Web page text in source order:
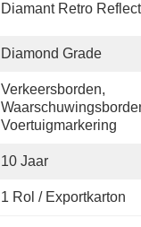
Diamant Retro
Diamond Grade
Verkeersborden,
Voertuigmarkering
10 Jaar
1 Rol / Exportkarton